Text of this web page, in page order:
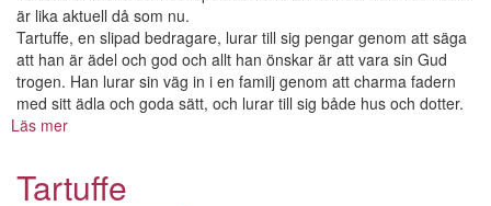
är lika aktuell då som nu.
Tartuffe, en slipad bedragare, lurar till sig pengar genom att säga
att han är ädel och god och allt han önskar är att vara sin Gud
trogen. Han lurar sin väg in i en familj genom att charma fadern
med sitt ädla och goda sätt, och lurar till sig både hus och dotter.
Läs mer
Tartuffe